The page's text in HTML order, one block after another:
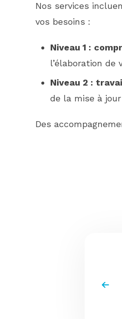
Nos services
vos besoins :
Niveau 1 :
l’élaboration de
Niveau 2 :
de la mise à jour
Des